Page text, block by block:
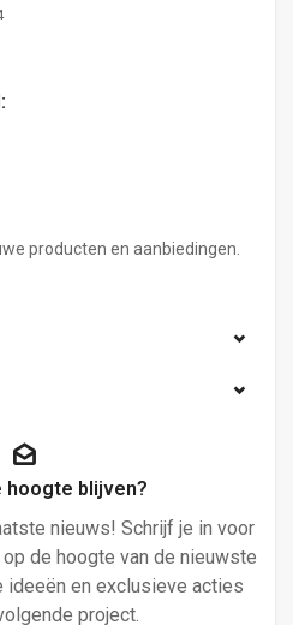
producten en aanbiedingen.
hoogte blijven?
nieuws! Schrijf je in voor
de hoogte van de nieuwste
ideeën en exclusieve acties
project.